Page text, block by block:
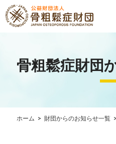
骨粗鬆症財団
ホーム > 財団からのお知らせ一覧 >